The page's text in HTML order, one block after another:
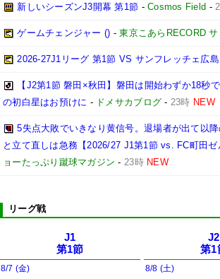
新しいシーズンJ3開幕 第1節 -Cosmos Field -
ゲームチェンジャー () -東京こあらRECORD
2026‐27J1リーグ 第1節 VS サンフレッチェ広島
【J2第1節 磐田×秋田】磐田は開始わずか18秒
の初白星はお預けに - ドメサカブログ - 23時 NEW
5失点大敗でいきなり黄信号。退場者が出て以
と立て直しは急務【2026/27 J1第1節 vs. FC町田
ョーたっぷり蹴球マガジン -23時 NEW
リーグ戦
J1
第1節
8/7 (金)
J2
第1
8/8 (土)